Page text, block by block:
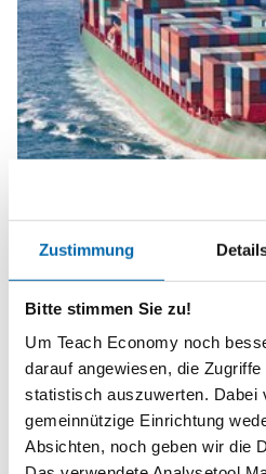
Zustimmung
Bitte stimmen Sie zu!
Um Teach Economy noch
darauf angewiesen, die
statistisch auszuwerten. Dabei
gemeinnützige Einrichtung
Absichten, noch geben wir die